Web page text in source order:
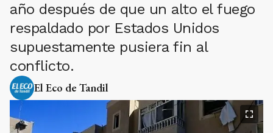
año después de que un alto el fuego
respaldado por Estados Unidos
supuestamente pusiera fin al
conflicto.
El Eco de Tandil